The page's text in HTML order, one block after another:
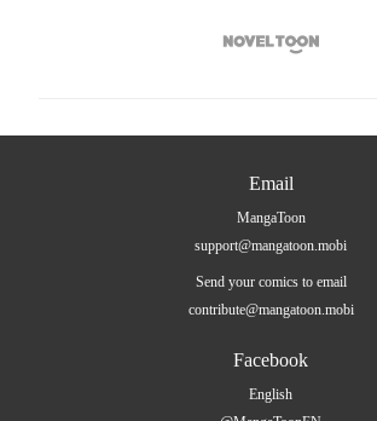

Email
MangaToon
support@mangatoon.mobi
Send your comics to email
contribute@mangatoon.mobi
Facebook
English